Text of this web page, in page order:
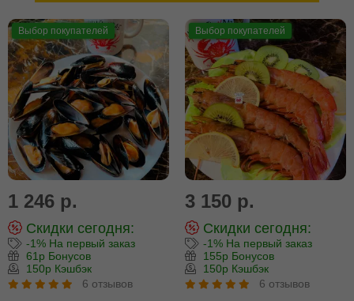
Выбор покупателей
1 246 р.
Скидки сегодня:
-1% На первый заказ
61р Бонусов
150р Кэшбэк
6 отзывов
Выбор покупателей
3 150 р.
Скидки сегодня:
-1% На первый заказ
155р Бонусов
150р Кэшбэк
6 отзывов